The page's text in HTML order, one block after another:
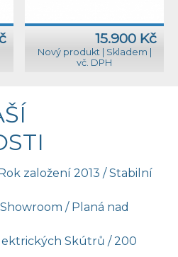
15.900 Kč
Nový produkt Skladem
vč. DPH
založení 2013 / Stabilní
/ Planá nad
Skútrů / 200